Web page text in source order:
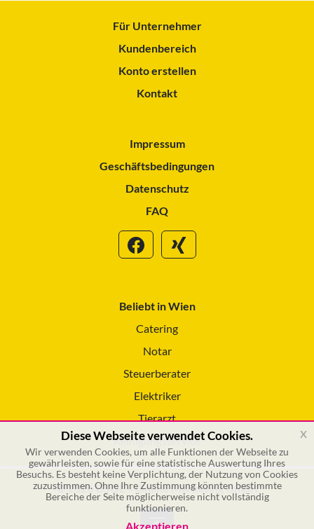
Für Unternehmer
Kundenbereich
Konto erstellen
Kontakt
Impressum
Geschäftsbedingungen
Datenschutz
FAQ
Beliebt in Wien
Catering
Notar
Steuerberater
Elektriker
Tierarzt
Reinigungsservice
© 2026 GSOL – Online Marketing GmbH
Diese Webseite verwendet Cookies.
Wir verwenden Cookies, um alle Funktionen der Webseite zu
gewährleisten, sowie für eine statistische Auswertung Ihres
Besuchs. Es besteht keine Verplichtung, der Nutzung von Cookies
zuzustimmen. Ohne Ihre Zustimmung könnten bestimmte
Bereiche der Seite möglicherweise nicht vollständig
funktionieren.
Akzeptieren
x